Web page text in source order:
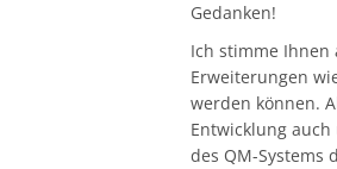
Gedanken!
Ich stimme Ihnen
Erweiterungen
werden können.
Entwicklung
des QM-Systems